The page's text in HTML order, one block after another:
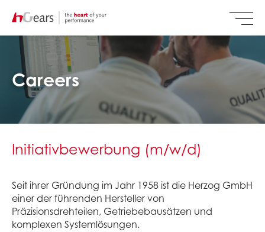
Careers
Initiativbewerbung (m/w/d)
Seit ihrer Gründung im Jahr 1958 ist die Herzog GmbH
einer der führenden Hersteller von
Präzisionsdrehteilen, Getriebebausätzen und
komplexen Systemlösungen.